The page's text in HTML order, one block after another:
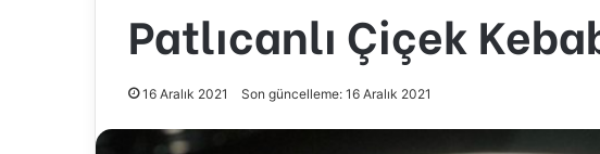
Patlıcanlı Çiçek
16 Aralık 2021 Son güncelleme: 16 Aralık 2021